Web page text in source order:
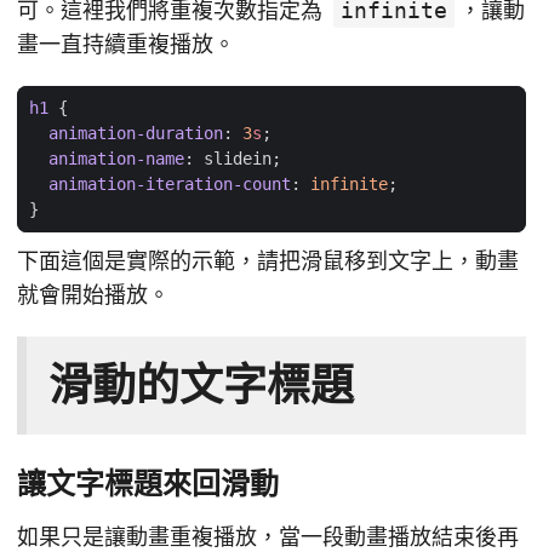
可。這裡我們將重複次數指定為 infinite
，讓動
畫一直持續重複播放。
h1 {
animation-duration: 3s ;
animation-name: slidein;
animation-iteration-count : infinite;
}
下面這個是實際的示範，請把滑鼠移到文字上，動畫
就會開始播放。
滑動的文字標題
讓文字標題來回滑動
如果只是讓動畫重複播放，當一段動畫播放結束後再